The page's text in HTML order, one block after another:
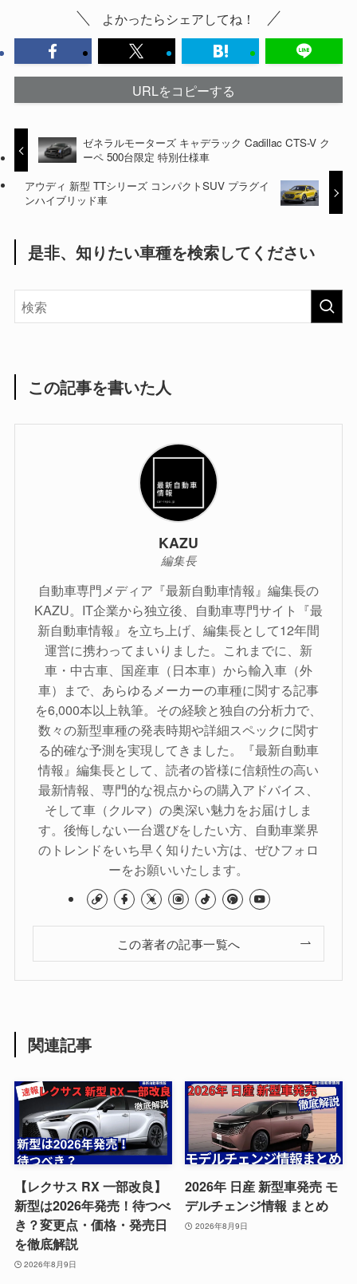
よかったらシェアしてね！
URLをコピーする
ゼネラルモーターズ キャデラック Cadillac CTS-V ク
ーペ 500台限定 特別仕様車
アウディ 新型 TTシリーズ コンパクトSUV プラグイ
ンハイブリッド車
是非、知りたい車種を検索してください
この記事を書いた人
KAZU
編集長
自動車専門メディア『最新自動車情報』編集長の
KAZU。IT企業から独立後、自動車専門サイト『最
新自動車情報』を立ち上げ、編集長として12年間
運営に携わってまいりました。これまでに、新
車・中古車、国産車（日本車）から輸入車（外
車）まで、あらゆるメーカーの車種に関する記事
を6,000本以上執筆。その経験と独自の分析力で、
数々の新型車種の発表時期や詳細スペックに関す
る的確な予測を実現してきました。『最新自動車
情報』編集長として、読者の皆様に信頼性の高い
最新情報、専門的な視点からの購入アドバイス、
そして車（クルマ）の奥深い魅力をお届けしま
す。後悔しない一台選びをしたい方、自動車業界
のトレンドをいち早く知りたい方は、ぜひフォロ
ーをお願いいたします。
この著者の記事一覧へ
関連記事
【レクサス RX 一部改良】
新型は2026年発売！待つべ
き？変更点・価格・発売日
を徹底解説
2026年8月9日
2026年 日産 新型車発売 モ
デルチェンジ情報 まとめ
2026年8月9日